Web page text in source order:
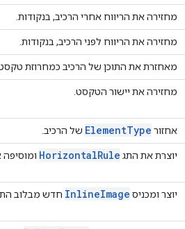
מחזירה את הריווח אחרי הרכיב, בנקודות.
מחזירה את הריווח לפני הרכיב, בנקודות.
מאחזרת את התוכן של הרכיב כמחרוזת
מחזירה את יישור הטקסט.
אחזור ElementType של הרכיב.
יוצרת את התג HorizontalRule ומוסיפה
יוצר ומכניס InlineImage חדש מבלוב